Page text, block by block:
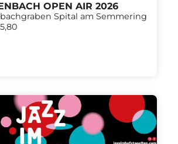
OPEN AIR 2026
Spital am Semmering